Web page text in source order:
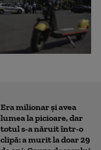
Era milionar și avea
lumea la picioare, dar
totul s-a năruit într-o
clipă: a murit la doar 29